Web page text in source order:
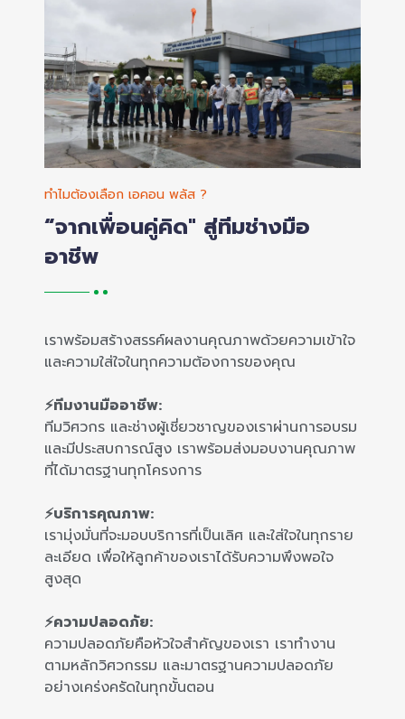
ทำไมต้องเลือก เอคอน พลัส ?
“จากเพื่อนคู่คิด" สู่ทีมช่างมือ
อาชีพ
เราพร้อมสร้างสรรค์ผลงานคุณภาพด้วยความเข้าใจ
และความใส่ใจในทุกความต้องการของคุณ
⚡ทีมงานมืออาชีพ:
ทีมวิศวกร และช่างผู้เชี่ยวชาญของเราผ่านการอบรม
และมีประสบการณ์สูง เราพร้อมส่งมอบงานคุณภาพ
ที่ได้มาตรฐานทุกโครงการ
⚡บริการคุณภาพ:
เรามุ่งมั่นที่จะมอบบริการที่เป็นเลิศ และใส่ใจในทุกราย
ละเอียด เพื่อให้ลูกค้าของเราได้รับความพึงพอใจ
สูงสุด
⚡ความปลอดภัย:
ความปลอดภัยคือหัวใจสำคัญของเรา เราทำงาน
ตามหลักวิศวกรรม และมาตรฐานความปลอดภัย
อย่างเคร่งครัดในทุกขั้นตอน